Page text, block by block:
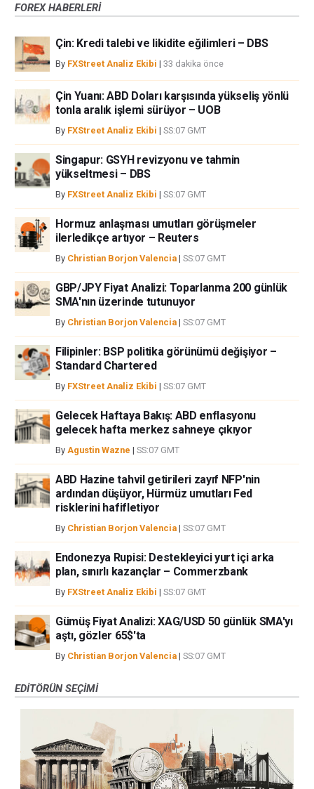
bir alan olmayabilir. Diğer finansal araçlar içinden döviz ticaretini tercih
iştahınızı dikkatlice gözden geçiriniz. FXStreet’de ifade edilen görüşler
bireysel yazarlara aittir, fxstreet.com veya yönetimin görüşlerini ifade
etmemektedir. Bilgilerde hatalar yada eksikler bulunabilir. FXStreet
bağımsız yazarların görüşlerini doğrulamak zorunda değildir.
FXStreet’de verilen herhangi bir görüş, haber, araştırma, analiz, fiyatlar
veya fxstreet.comtarafından bu sitede yayınlanan bilgiler çalışanlar,
ortaklar yada katkıda bulunanlar tarafından genel piyasa yorumu olarak
bilgilerin kullanımı nedeniyle doğrudan yada dolaylı olarak ortaya
çıkabilecek herhangi bir kar kaybı herhangi bir sınırlama olmaksızın
herhangi bir kayıp ya da hasar için sorumluluk kabul etmemektedir.
FOREX HABERLERİ
Çin: Kredi talebi ve likidite eğilimleri – DBS
By FXStreet Analiz Ekibi | 33 dakika önce
Çin Yuanı: ABD Doları karşısında yükseliş yönlü
tonla aralık işlemi sürüyor – UOB
By FXStreet Analiz Ekibi | SS:07 GMT
Singapur: GSYH revizyonu ve tahmin
yükseltmesi – DBS
By FXStreet Analiz Ekibi | SS:07 GMT
Hormuz anlaşması umutları görüşmeler
ilerledikçe artıyor – Reuters
By Christian Borjon Valencia | SS:07 GMT
GBP/JPY Fiyat Analizi: Toparlanma 200 günlük
SMA'nın üzerinde tutunuyor
By Christian Borjon Valencia | SS:07 GMT
Filipinler: BSP politika görünümü değişiyor –
Standard Chartered
By FXStreet Analiz Ekibi | SS:07 GMT
Gelecek Haftaya Bakış: ABD enflasyonu
gelecek hafta merkez sahneye çıkıyor
By Agustin Wazne | SS:07 GMT
ABD Hazine tahvil getirileri zayıf NFP'nin
ardından düşüyor, Hürmüz umutları Fed
risklerini hafifletiyor
By Christian Borjon Valencia | SS:07 GMT
Endonezya Rupisi: Destekleyici yurt içi arka
plan, sınırlı kazançlar – Commerzbank
By FXStreet Analiz Ekibi | SS:07 GMT
Gümüş Fiyat Analizi: XAG/USD 50 günlük SMA'yı
aştı, gözler 65$'ta
By Christian Borjon Valencia | SS:07 GMT
EDITÖRÜN SEÇIMI